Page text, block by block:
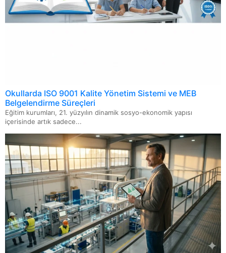
Okullarda ISO 9001 Kalite Yönetim Sistemi ve MEB
Belgelendirme Süreçleri
Eğitim kurumları, 21. yüzyılın dinamik sosyo-ekonomik yapısı
içerisinde artık sadece...